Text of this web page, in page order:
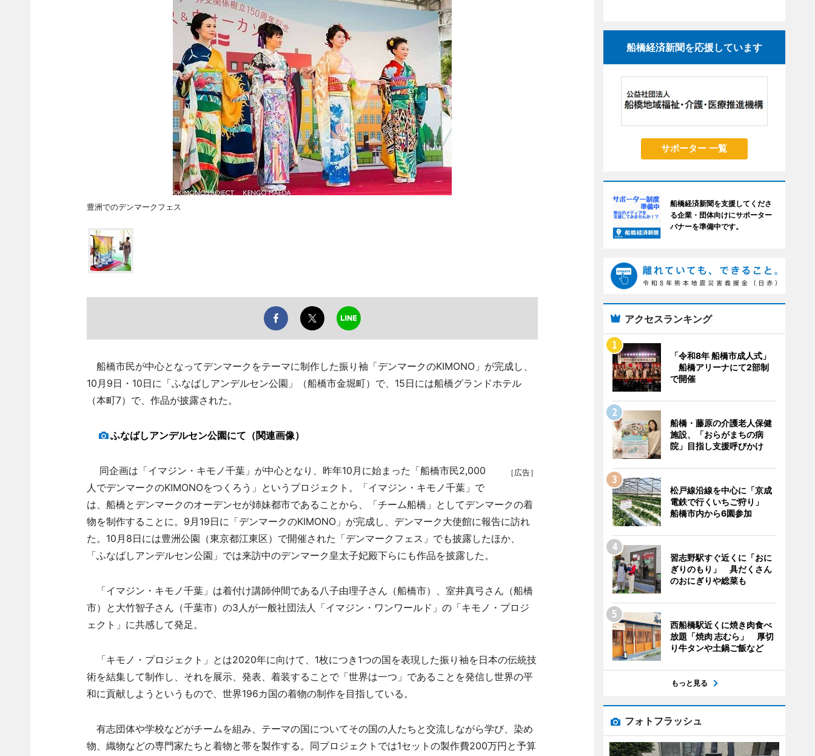
豊洲でのデンマークフェス
船橋市民が中心となってデンマークをテーマに制作した振り袖「デンマークのKIMONO」が完成し、
10月9日・10日に「ふなばしアンデルセン公園」（船橋市金堀町）で、15日には船橋グランドホテル
（本町7）で、作品が披露された。
ふなばしアンデルセン公園にて（関連画像）
［広告］
同企画は「イマジン・キモノ千葉」が中心となり、昨年10月に始まった「船橋市民2,000
人でデンマークのKIMONOをつくろう」というプロジェクト。「イマジン・キモノ千葉」で
は、船橋とデンマークのオーデンセが姉妹都市であることから、「チーム船橋」としてデンマークの着
物を制作することに。9月19日に「デンマークのKIMONO」が完成し、デンマーク大使館に報告に訪れ
た。10月8日には豊洲公園（東京都江東区）で開催された「デンマークフェス」でも披露したほか、
「ふなばしアンデルセン公園」では来訪中のデンマーク皇太子妃殿下らにも作品を披露した。
「イマジン・キモノ千葉」は着付け講師仲間である八子由理子さん（船橋市）、室井真弓さん（船橋
市）と大竹智子さん（千葉市）の3人が一般社団法人「イマジン・ワンワールド」の「キモノ・プロジ
ェクト」に共感して発足。
「キモノ・プロジェクト」とは2020年に向けて、1枚につき1つの国を表現した振り袖を日本の伝統技
術を結集して制作し、それを展示、発表、着装することで「世界は一つ」であることを発信し世界の平
和に貢献しようというもので、世界196カ国の着物の制作を目指している。
有志団体や学校などがチームを組み、テーマの国についてその国の人たちと交流しながら学び、染め
物、織物などの専門家たちと着物と帯を製作する。同プロジェクトでは1セットの製作費200万円と予算
船橋経済新聞を応援しています
サポーター 一覧
船橋経済新聞を支援してくださ
る企業・団体向けにサポーター
バナーを準備中です。
アクセスランキング
「令和8年 船橋市成人式」
船橋アリーナにて2部制
で開催
船橋・藤原の介護老人保健
施設、「おらがまちの病
院」目指し支援呼びかけ
松戸線沿線を中心に「京成
電鉄で行くいちご狩り」
船橋市内から6園参加
習志野駅すぐ近くに「おに
ぎりのもり」 具だくさん
のおにぎりや総菜も
西船橋駅近くに焼き肉食べ
放題「焼肉 志むら」 厚切
り牛タンや土鍋ご飯など
もっと見る
フォトフラッシュ